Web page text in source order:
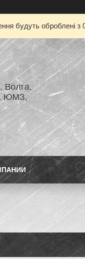
будуть оброблені з
Волга,
ЮМЗ,